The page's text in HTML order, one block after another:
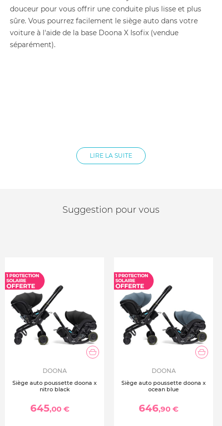
douceur pour vous offrir une conduite plus lisse et plus
sûre. Vous pourrez facilement le siège auto dans votre
voiture à l'aide de la base Doona X Isofix (vendue
séparément).
Dimensions siège auto : 44 x 72.3 x 45.6 cm
Dimensions poussette : 44 x 89.3 x 101 cm
Conforme à la norme i-Size R129
Appuie-tête et harnais réglables
Amortisseur
Guidon en simili cuir
Harnais à 5 points
Guidon réglable - agit comme une barre anti-rebond
Normes de sécurité et de qualité les plus élevées
Approuvé pour les voyages en avion
Textiles amovibles et lavables
LIRE LA SUITE
Suggestion pour vous
DOONA
Siège auto poussette doona x
nitro black
645,00 €
DOONA
Siège auto poussette doona x
ocean blue
646,90 €